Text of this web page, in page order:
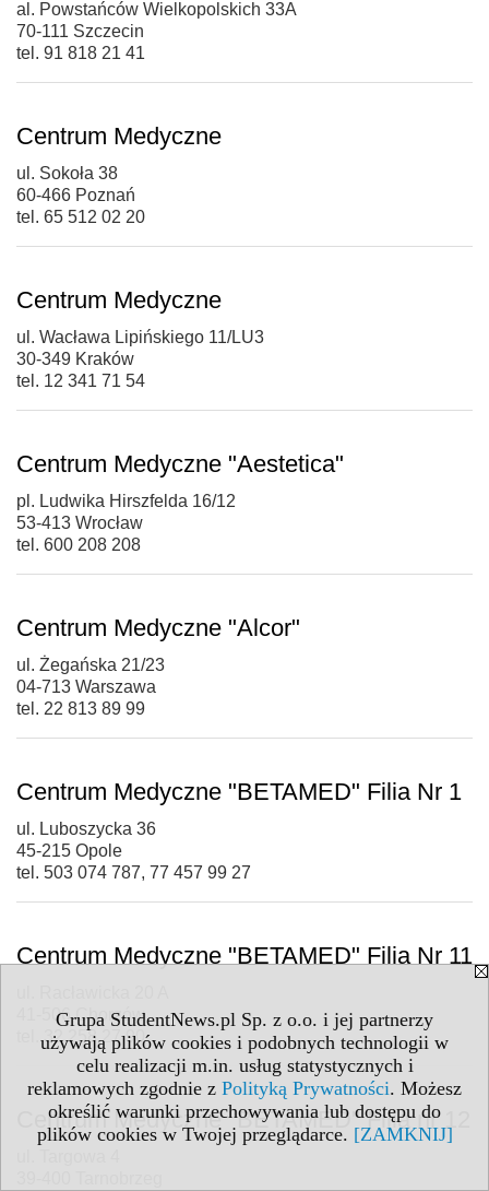
Grupa StudentNews.pl Sp. z o.o. i jej partnerzy
używają plików cookies i podobnych technologii w
celu realizacji m.in. usług statystycznych i
reklamowych zgodnie z Polityką Prywatności. Możesz
określić warunki przechowywania lub dostępu do
plików cookies w Twojej przeglądarce. [ZAMKNIJ]
al. Powstańców Wielkopolskich 33A
70-111 Szczecin
tel. 91 818 21 41
Centrum Medyczne
ul. Sokoła 38
60-466 Poznań
tel. 65 512 02 20
Centrum Medyczne
ul. Wacława Lipińskiego 11/LU3
30-349 Kraków
tel. 12 341 71 54
Centrum Medyczne "Aestetica"
pl. Ludwika Hirszfelda 16/12
53-413 Wrocław
tel. 600 208 208
Centrum Medyczne "Alcor"
ul. Żegańska 21/23
04-713 Warszawa
tel. 22 813 89 99
Centrum Medyczne "BETAMED" Filia Nr 1
ul. Luboszycka 36
45-215 Opole
tel. 503 074 787, 77 457 99 27
Centrum Medyczne "BETAMED" Filia Nr 11
41-506 Chorzów
tel. 32 258 27 90
Centrum Medyczne "BETAMED" Filia nr 12